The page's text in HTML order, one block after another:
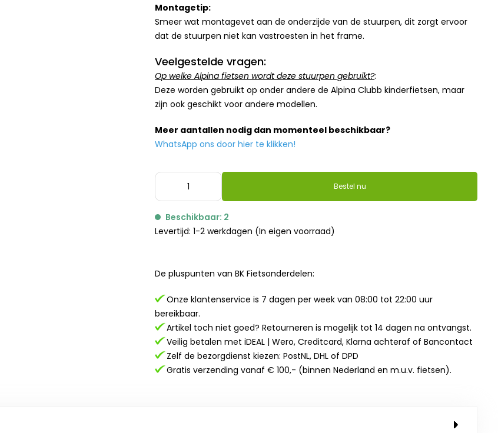
Montagetip:
Smeer wat montagevet aan de onderzijde van de stuurpen, dit zorgt ervoor
dat de stuurpen niet kan vastroesten in het frame.
Veelgestelde vragen:
Op welke Alpina fietsen wordt deze stuurpen gebruikt?:
Deze worden gebruikt op onder andere de Alpina Clubb kinderfietsen, maar
zijn ook geschikt voor andere modellen.
Meer aantallen nodig dan momenteel beschikbaar?
WhatsApp ons door hier te klikken!
Bestel nu
Beschikbaar: 2
Levertijd: 1-2 werkdagen (In eigen voorraad)
De pluspunten van BK Fietsonderdelen:
Onze klantenservice is 7 dagen per week van 08:00 tot 22:00 uur
bereikbaar.
Artikel toch niet goed? Retourneren is mogelijk tot 14 dagen na ontvangst.
Veilig betalen met iDEAL | Wero, Creditcard, Klarna achteraf of Bancontact
Zelf de bezorgdienst kiezen: PostNL, DHL of DPD
Gratis verzending vanaf € 100,- (binnen Nederland en m.u.v. fietsen).